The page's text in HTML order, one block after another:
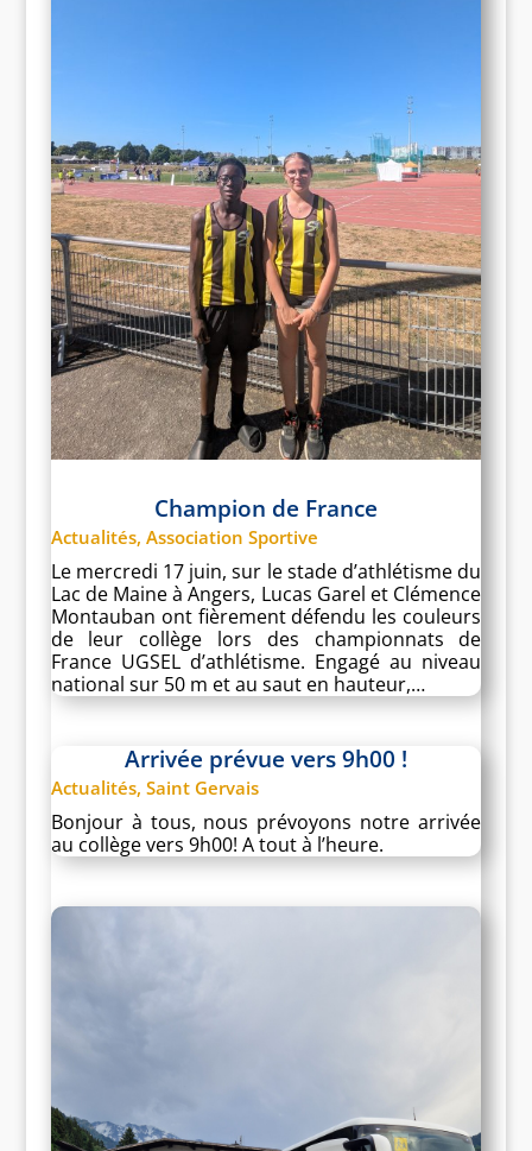
Champion de France
Actualités, Association Sportive
Le mercredi 17 juin, sur le stade d’athlétisme du
Lac de Maine à Angers, Lucas Garel et Clémence
Montauban ont fièrement défendu les couleurs
de leur collège lors des championnats de
France UGSEL d’athlétisme. Engagé au niveau
national sur 50 m et au saut en hauteur,…
Arrivée prévue vers 9h00 !
Actualités, Saint Gervais
Bonjour à tous, nous prévoyons notre arrivée
au collège vers 9h00! A tout à l’heure.